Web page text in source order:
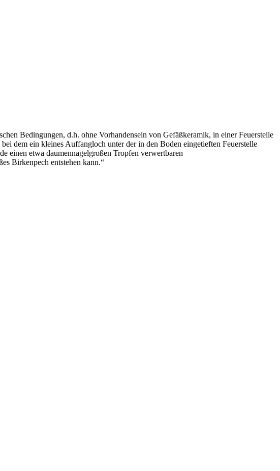
Bedingungen, d.h. ohne Vorhandensein von Gefäßkeramik, in einer Feuerstelle
dem ein kleines Auffangloch unter der in den Boden eingetieften Feuerstelle
einen etwa daumennagelgroßen Tropfen verwertbaren
Birkenpech entstehen kann.“